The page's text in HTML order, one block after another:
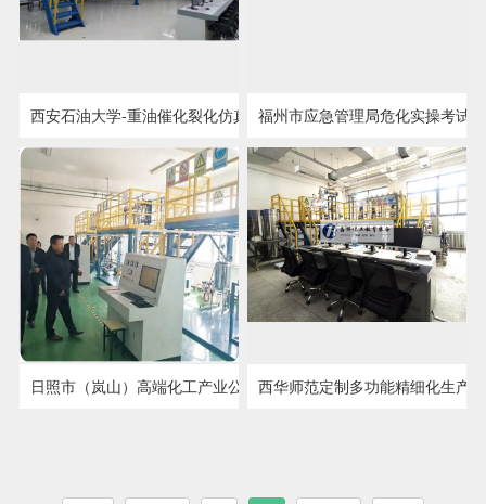
点击详情
西安石油大学-重油催化裂化仿真实训平台项目点击详情
福州市应急管理局危化实操考试
点击详情
日照市（岚山）高端化工产业公共实训基 点击详情
西华师范定制多功能精细化生产线